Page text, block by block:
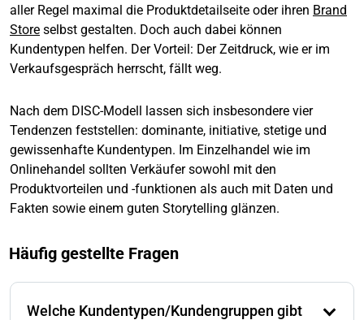
aller Regel maximal die Produktdetailseite oder ihren Brand
Store selbst gestalten. Doch auch dabei können
Kundentypen helfen. Der Vorteil: Der Zeitdruck, wie er im
Verkaufsgespräch herrscht, fällt weg.
Nach dem DISC-Modell lassen sich insbesondere vier
Tendenzen feststellen: dominante, initiative, stetige und
gewissenhafte Kundentypen. Im Einzelhandel wie im
Onlinehandel sollten Verkäufer sowohl mit den
Produktvorteilen und -funktionen als auch mit Daten und
Fakten sowie einem guten Storytelling glänzen.
Häufig gestellte Fragen
Welche Kundentypen/Kundengruppen gibt